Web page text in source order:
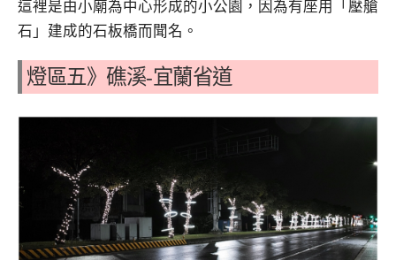
這裡是由小廟為中心形成的小公園，因為有座用「壓艙
石」建成的石板橋而聞名。
燈區五》礁溪-宜蘭省道